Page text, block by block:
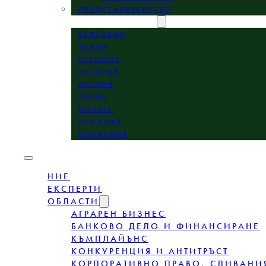
ПРЕДСТАВИТЕЛСТВО
БЪЛГАРИЯ
ЧЕХИЯ
ЕСТОНИЯ
УНГАРИЯ
ЛАТВИЯ
ЛИТВА
ПОЛША
РУМЪНИЯ
СЛОВАКИЯ
НИЕ
ЕКСПЕРТИ
ОБЛАСТИ
АГРАРЕН БИЗНЕС
БАНКОВО ДЕЛО И ФИНАНСИРАНЕ
КЪМПЛАЙЪНС
КОНКУРЕНЦИЯ И АНТИТРЪСТ
КОРПОРАТИВНО ПРАВО,